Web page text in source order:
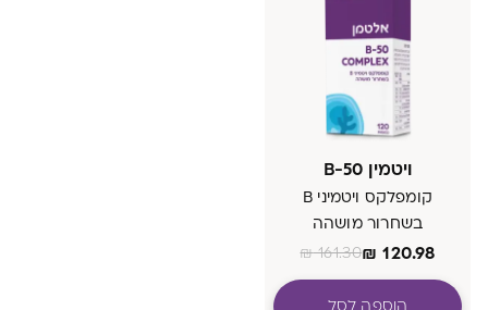
ויטמין B-50
קומפלקס ויטמיני B
בשחרור מושהה
₪ 120.98
₪161.30